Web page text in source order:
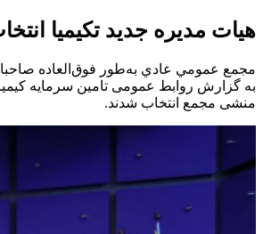
هیات مدیره جدید تکیمیا
مجمع عمومي عادي به‌طور فوق‌العاده صاحبان سهام تامین سرمایه
به گزارش روابط عمومی تامین سرمایه
منشی مجمع انتخاب شدند.